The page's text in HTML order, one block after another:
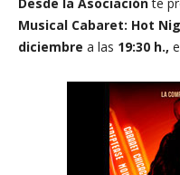
Musical Cabaret: Hot
diciembre a las 19:30 h.,